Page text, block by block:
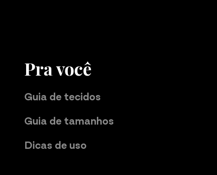
Pra você
Guia de tecidos
Guia de tamanhos
Dicas de uso